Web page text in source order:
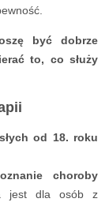
być dobrze
to, co służy
od 18. roku
choroby
jest dla osób z